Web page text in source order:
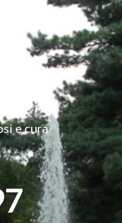
e cura